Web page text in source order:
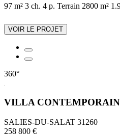
97 m² 3 ch. 4 p. Terrain 2800 m²
VOIR LE PROJET
360°
VILLA
SALIES-DU-SALAT 31260
258 800 €